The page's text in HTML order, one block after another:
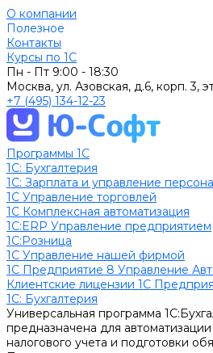
О компании
Полезное
Контакты
Курсы по 1С
Пн - Пт 9:00 - 18:30
Москва, ул. Азовская, д.6, корп. 3,
+7 (495) 134-12-23
Программы 1С
1C: Бухгалтерия
1С: Зарплата и управление
1С Управление торговлей
1С Комплексная автоматизация
1С:ERP Управление предприятием
1С:Розница
1С Управление нашей фирмой
1С Предприятие 8 Управление
Клиентские лицензии 1С
1C: Бухгалтерия
Универсальная программа
предназначена для автоматизации
налогового учета и подготовки